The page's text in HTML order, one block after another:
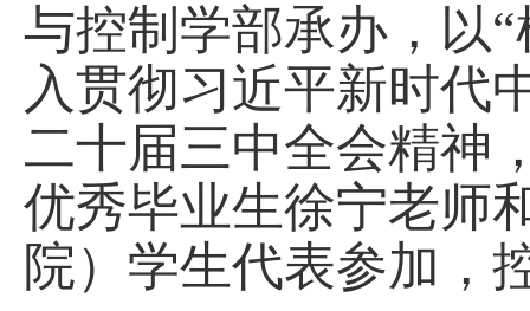
与控制学部承办，以
入贯彻习近平新时代
二十届三中全会精神
优秀毕业生徐宁老师
院）学生代表参加，